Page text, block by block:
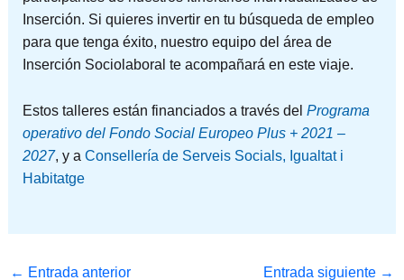
Inserción. Si quieres invertir en tu búsqueda de empleo
para que tenga éxito, nuestro equipo del área de
Inserción Sociolaboral te acompañará en este viaje.
Estos talleres están financiados a través del Programa
operativo del Fondo Social Europeo Plus + 2021 –
2027, y a Consellería de Serveis Socials, Igualtat i
Habitatge
← Entrada anterior Entrada siguiente →